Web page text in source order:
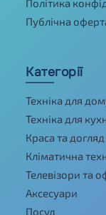
Публічна
Категорії
Техніка для
Техніка для
Краса та догляд
Кліматична
Телевізори та
Аксесуари
Посуд